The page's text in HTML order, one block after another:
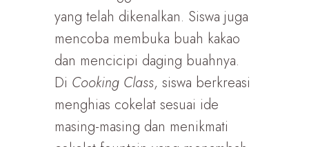
yang telah dikenalkan. Siswa juga
mencoba membuka buah kakao
dan mencicipi daging buahnya.
Di Cooking Class, siswa berkreasi
menghias cokelat sesuai ide
masing-masing dan menikmati